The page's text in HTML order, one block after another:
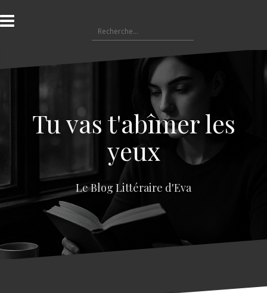
l
a
e
e
Tu vas t'abîmer les
yeux
Le Blog Littéraire d'Eva